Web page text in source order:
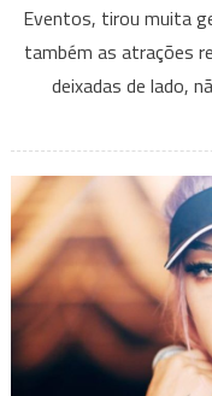
Eventos, tirou muita
também as atrações
deixadas de lado,